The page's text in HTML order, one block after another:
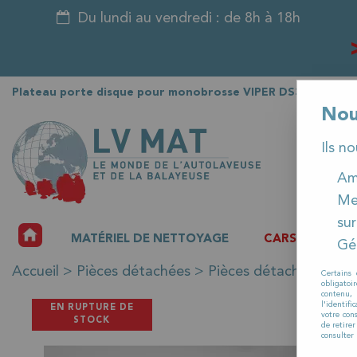
Du lundi au vendredi : de 8h à 18h
Plateau porte disque pour monobrosse VIPER DS350
ACCUEILMATÉRIEL DE NETTOYAGE CARSAT
Accueil > Pièces détachées > Pièces détachées
EN RUPTURE DE
STOCK
Ils
Certains
contenu,
votre
de retirer
consulter